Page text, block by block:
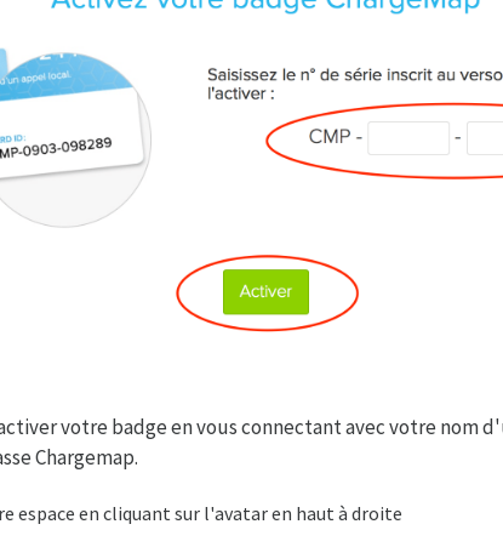
votre badge en vous connectant avec votre nom
Chargemap.
espace en cliquant sur l'avatar en haut à droite